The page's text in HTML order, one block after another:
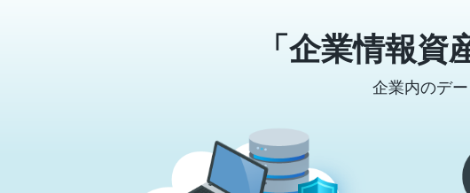
「企業情報
企業内のデ